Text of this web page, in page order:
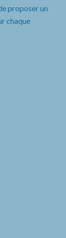
proposer un
chaque